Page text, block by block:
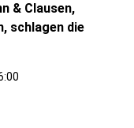
& Clausen,
schlagen die